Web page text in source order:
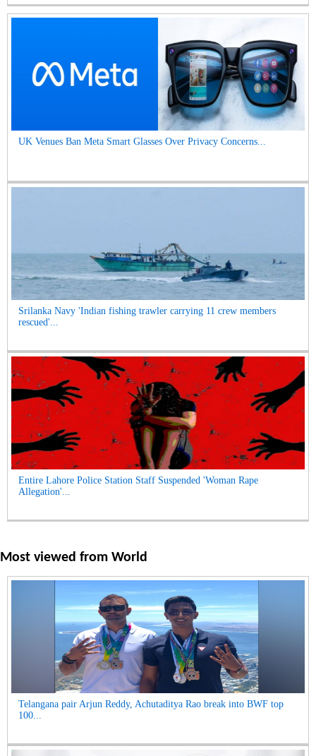
UK Venues Ban Meta Smart Glasses Over Privacy Concerns...
Srilanka Navy 'Indian fishing trawler carrying 11 crew members
rescued'...
Entire Lahore Police Station Staff Suspended 'Woman Rape
Allegation'...
Most viewed from World
Telangana pair Arjun Reddy, Achutaditya Rao break into BWF top
100...